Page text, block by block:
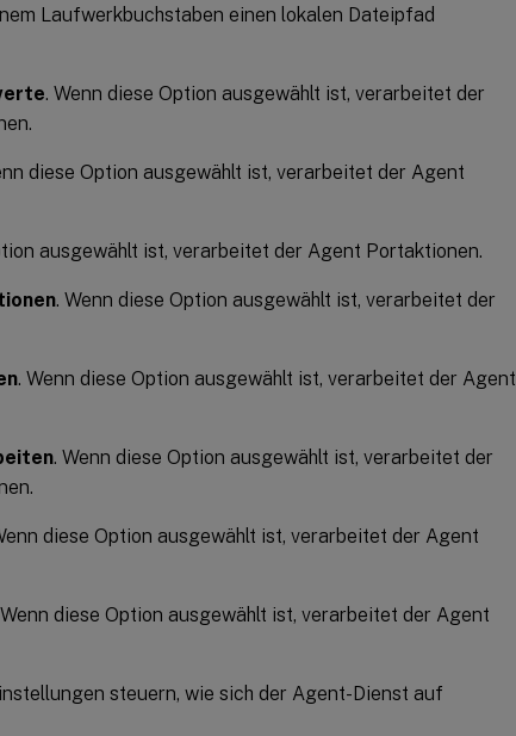
Laufwerkbuchstaben einen lokalen Dateipfad
. Wenn diese Option ausgewählt ist, verarbeitet der
diese Option ausgewählt ist, verarbeitet der Agent
ausgewählt ist, verarbeitet der Agent Portaktionen.
. Wenn diese Option ausgewählt ist, verarbeitet der
. Wenn diese Option ausgewählt ist, verarbeitet der Agent
. Wenn diese Option ausgewählt ist, verarbeitet der
diese Option ausgewählt ist, verarbeitet der Agent
Wenn diese Option ausgewählt ist, verarbeitet der Agent
steuern, wie sich der Agent-Dienst auf